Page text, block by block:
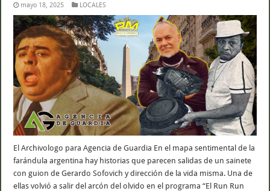
mayo 18, 2025 LOCALES
El Archivologo para Agencia de Guardia En el mapa sentimental de la
farándula argentina hay historias que parecen salidas de un sainete
con guion de Gerardo Sofovich y dirección de la vida misma. Una de
ellas volvió a salir del arcón del olvido en el programa “El Run Run